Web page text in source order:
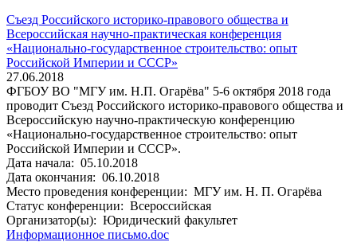
Съезд Российского историко-правового общества и
Всероссийская научно-практическая конференция
«Национально-государственное строительство: опыт
Российской Империи и СССР»
27.06.2018
ФГБОУ ВО "МГУ им. Н.П. Огарёва" 5-6 октября 2018 года
проводит Съезд Российского историко-правового общества и
Всероссийскую научно-практическую конференцию
«Национально-государственное строительство: опыт
Российской Империи и СССР».
Дата начала: 05.10.2018
Дата окончания: 06.10.2018
Место проведения конференции: МГУ им. Н. П. Огарёва
Статус конференции: Всероссийская
Организатор(ы): Юридический факультет
Информационное письмо.doc